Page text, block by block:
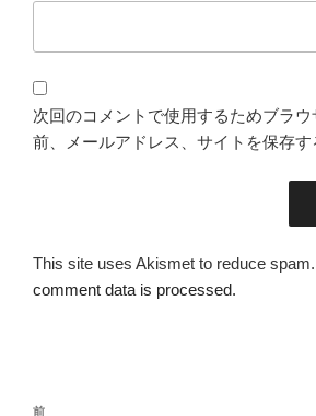
次回のコメントで使用するためブラウ
前、メールアドレス、サイトを保存す
This site uses Akismet to reduce spam.
comment data is processed.
投
前